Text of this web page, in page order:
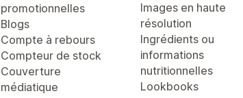
promotionnelles
Blogs
Compte à rebours
Compteur de stock
Couverture
médiatique
Images en haute
résolution
Ingrédients ou
informations
nutritionnelles
Lookbooks